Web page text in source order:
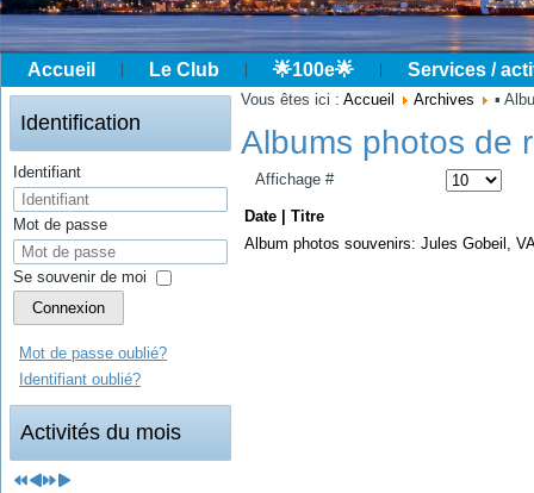
Accueil Le Club 🌟100e🌟 Services /
Identification
Identifiant
Mot de passe
Se souvenir de moi
Connexion
Mot de passe oublié?
Identifiant oublié?
Activités du mois
Année
précédente
Mois
précédent
Année
suivante
Mois
suivant
Vous êtes ici : Accueil Archives ▪
Albums photos de
Affichage #
Date | Titre
Album photos souvenirs: Jules Gobeil,